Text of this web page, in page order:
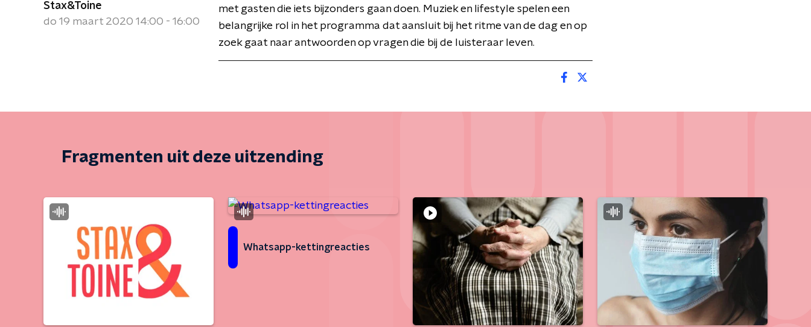
Stax&Toine
do 19 maart 2020 14:00 - 16:00
met gasten die iets bijzonders gaan doen. Muziek en lifestyle spelen een
belangrijke rol in het programma dat aansluit bij het ritme van de dag en op
zoek gaat naar antwoorden op vragen die bij de luisteraar leven.
Fragmenten uit deze uitzending
Whatsapp-kettingreacties